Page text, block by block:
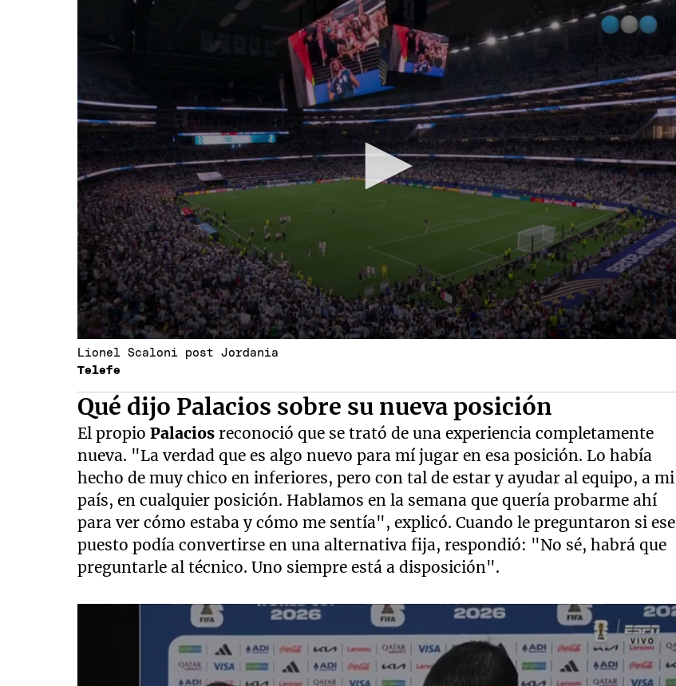
Lionel Scaloni post Jordania
Telefe
Qué dijo Palacios sobre su nueva posición
El propioPalaciosreconoció que se trató de una experiencia completamente
nueva. "La verdad que es algo nuevo para mí jugar en esa posición. Lo había
hecho de muy chico en inferiores, pero con tal de estar y ayudar al equipo, a mi
país, en cualquier posición. Hablamos en la semana que quería probarme ahí
para ver cómo estaba y cómo me sentía", explicó. Cuando le preguntaron si ese
puesto podía convertirse en una alternativa fija, respondió: "No sé, habrá que
preguntarle al técnico. Uno siempre está a disposición".